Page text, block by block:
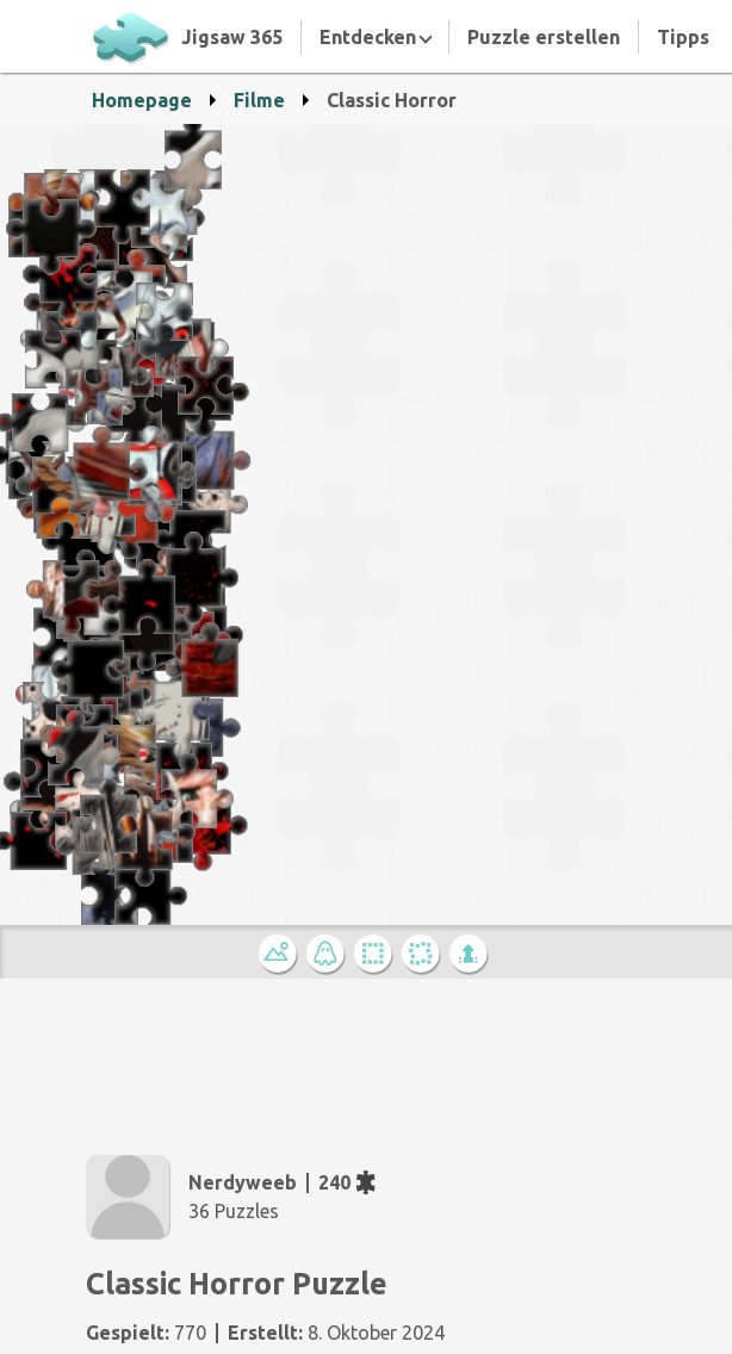
Jigsaw 365 Entdecken Puzzle erstellen Tipps
Homepage Filme Classic Horror
Nerdyweeb
240
36 Puzzles
Classic Horror Puzzle
Gespielt: 770 Erstellt: 8. Oktober 2024